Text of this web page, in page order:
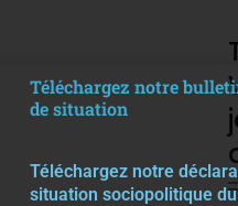
Téléchargez notre
de situation
Téléchargez notre déclar
situation sociopolitique